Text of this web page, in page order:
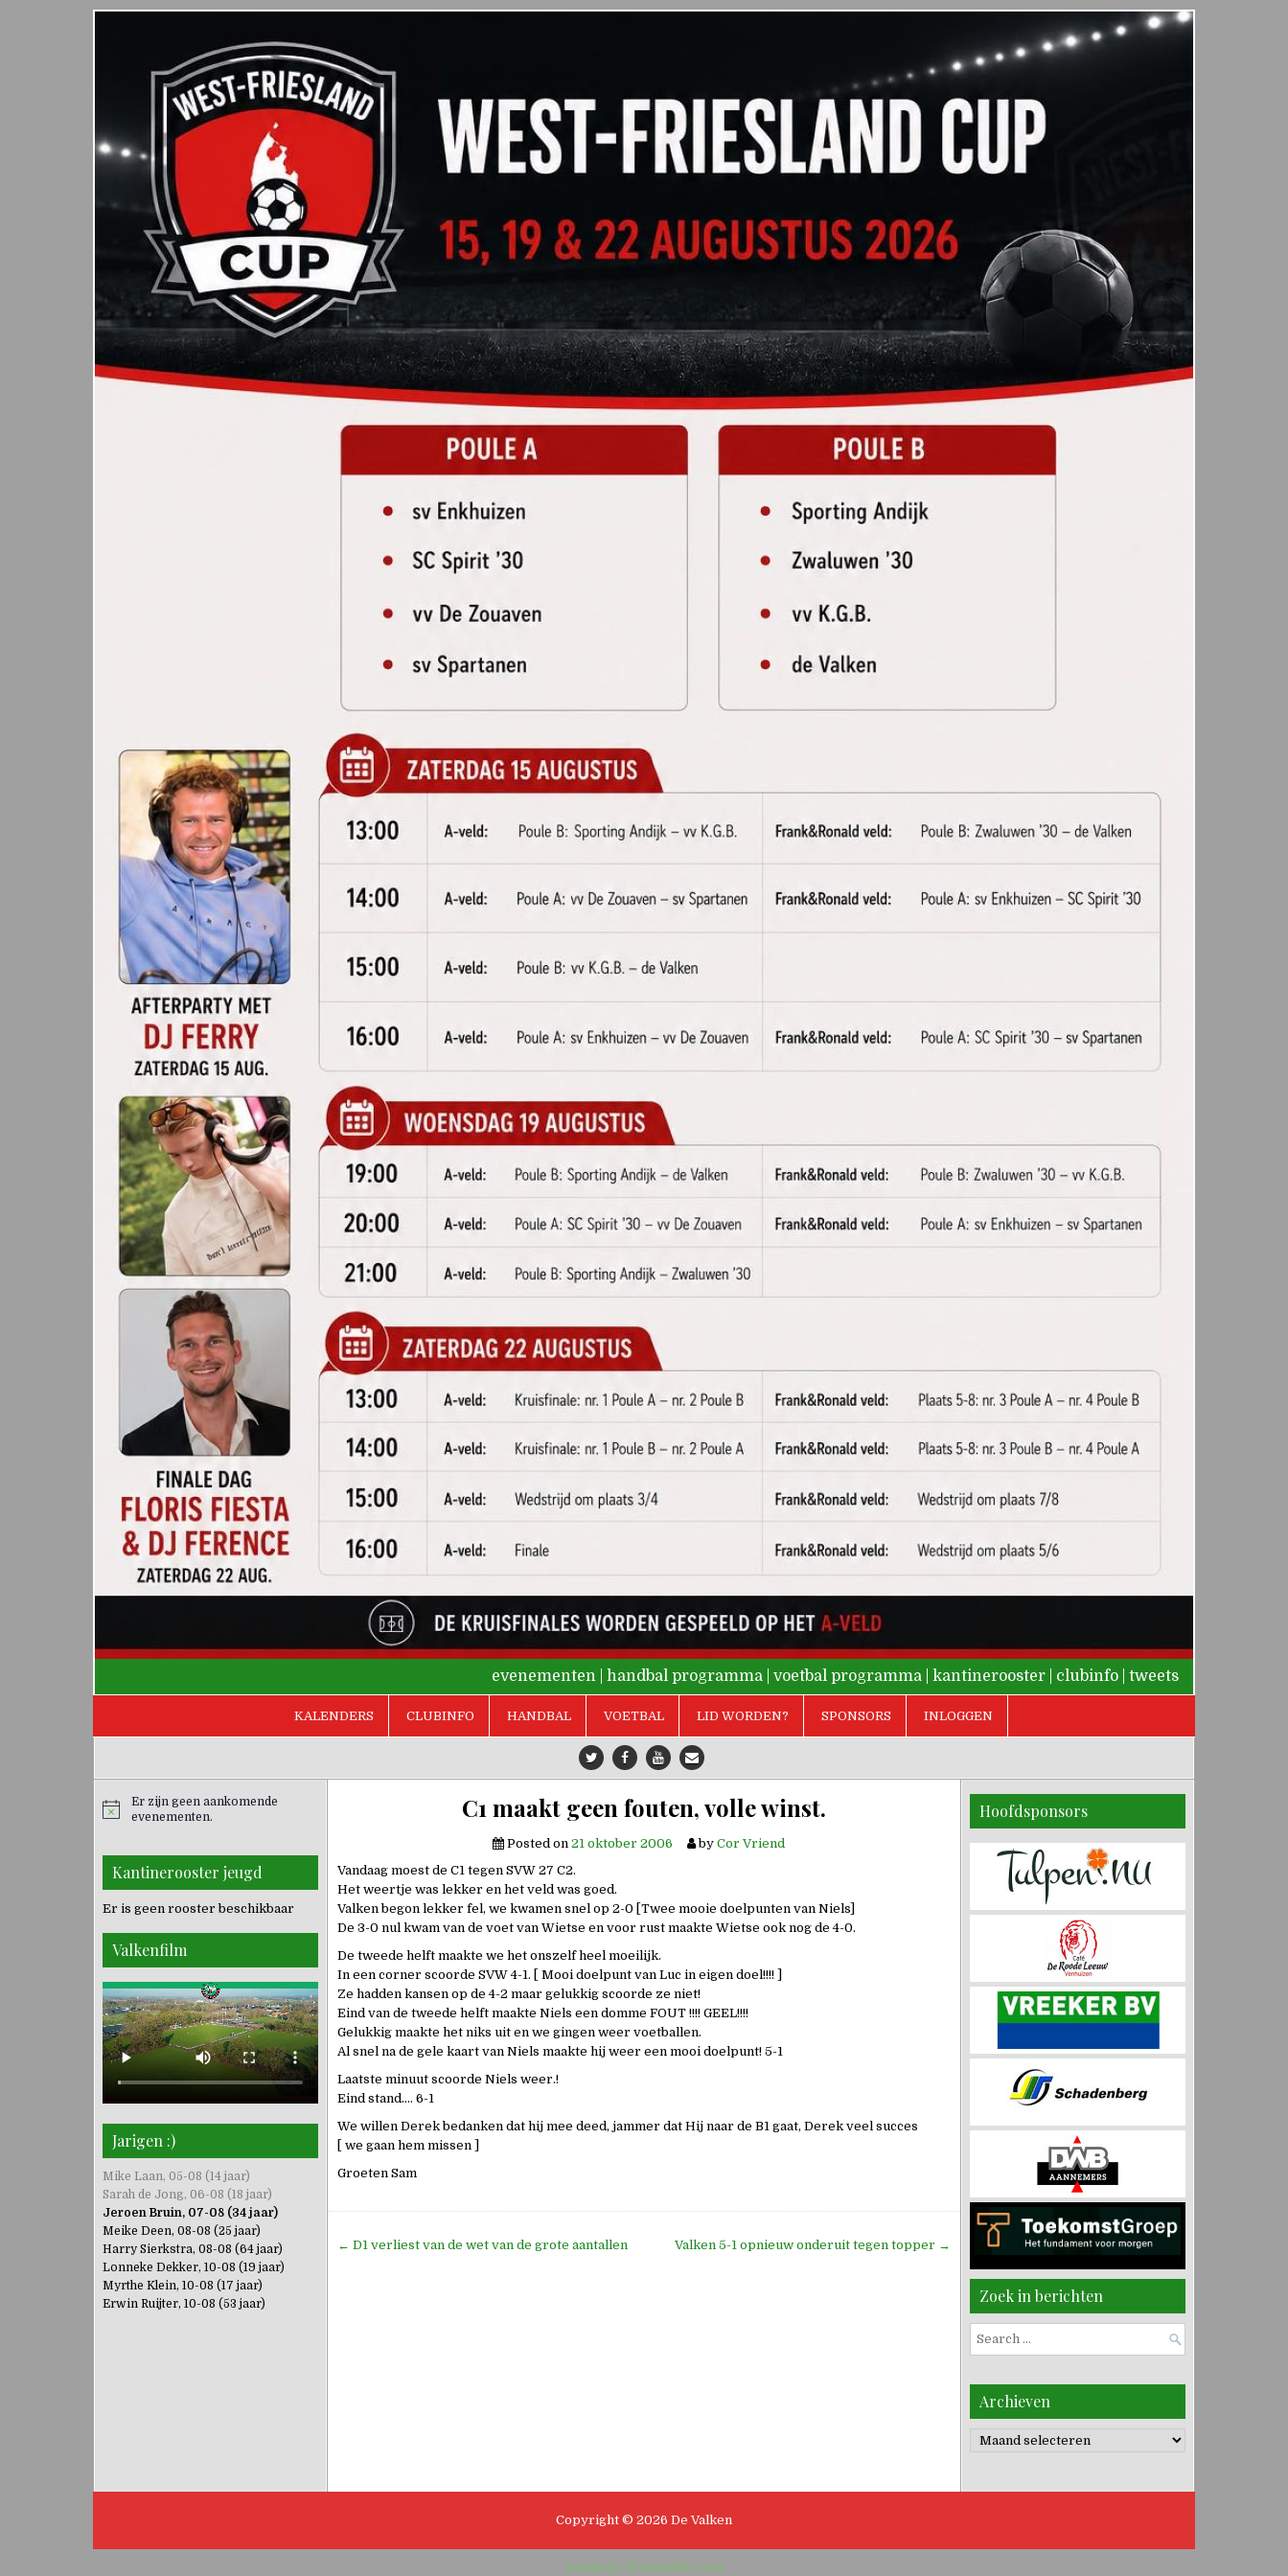
evenementen handbal programma voetbal programma kantinerooster clubinfo tweets
KALENDERS CLUBINFO HANDBAL VOETBAL LID WORDEN? SPONSORS INLOGGEN
C1 maakt geen fouten, volle winst.
Posted on 21 oktober 2006 by Cor Vriend
Vandaag moest de C1 tegen SVW 27 C2.
Het weertje was lekker en het veld was goed.
Valken begon lekker fel, we kwamen snel op 2-0 [Twee mooie doelpunten van Niels]
De 3-0 nul kwam van de voet van Wietse en voor rust maakte Wietse ook nog de 4-0.
De tweede helft maakte we het onszelf heel moeilijk.
In een corner scoorde SVW 4-1. [ Mooi doelpunt van Luc in eigen doel!!!! ]
Ze hadden kansen op de 4-2 maar gelukkig scoorde ze niet!
Eind van de tweede helft maakte Niels een domme FOUT !!!! GEEL!!!!
Gelukkig maakte het niks uit en we gingen weer voetballen.
Al snel na de gele kaart van Niels maakte hij weer een mooi doelpunt! 5-1
Laatste minuut scoorde Niels weer.!
Eind stand…. 6-1
We willen Derek bedanken dat hij mee deed, jammer dat Hij naar de B1 gaat, Derek veel succes
[ we gaan hem missen ]
Groeten Sam
Bericht
← D1 verliest van de wet van de grote aantallen Valken 5-1 opnieuw onderuit tegen topper →
Er zijn geen aankomende
evenementen.
Kantinerooster jeugd
Er is geen rooster beschikbaar
Valkenfilm
Jarigen :)
Mike Laan, 05-08 (14 jaar)
Sarah de Jong, 06-08 (18 jaar)
Jeroen Bruin, 07-08 (34 jaar)
Meike Deen, 08-08 (25 jaar)
Harry Sierkstra, 08-08 (64 jaar)
Lonneke Dekker, 10-08 (19 jaar)
Myrthe Klein, 10-08 (17 jaar)
Erwin Ruijter, 10-08 (53 jaar)
Hoofdsponsors
Zoek in berichten
Search
for:
Archieven
Archieven
Copyright © 2026 De Valken
Design by ThemesDNA.com